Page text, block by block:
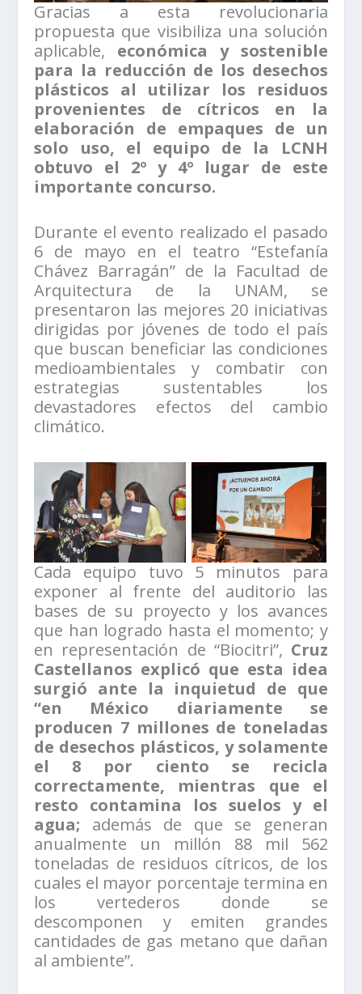
Gracias a esta revolucionaria
propuesta que visibiliza una solución
aplicable, económica y sostenible
para la reducción de los desechos
plásticos al utilizar los residuos
provenientes de cítricos en la
elaboración de empaques de un
solo uso, el equipo de la LCNH
obtuvo el 2º y 4º lugar de este
importante concurso.
Durante el evento realizado el pasado
6 de mayo en el teatro “Estefanía
Chávez Barragán” de la Facultad de
Arquitectura de la UNAM, se
presentaron las mejores 20 iniciativas
dirigidas por jóvenes de todo el país
que buscan beneficiar las condiciones
medioambientales y combatir con
estrategias sustentables los
devastadores efectos del cambio
climático.
Cada equipo tuvo 5 minutos para
exponer al frente del auditorio las
bases de su proyecto y los avances
que han logrado hasta el momento; y
en representación de “Biocitri”, Cruz
Castellanos explicó que esta idea
surgió ante la inquietud de que
“en México diariamente se
producen 7 millones de toneladas
de desechos plásticos, y solamente
el 8 por ciento se recicla
correctamente, mientras que el
resto contamina los suelos y el
agua; además de que se generan
anualmente un millón 88 mil 562
toneladas de residuos cítricos, de los
cuales el mayor porcentaje termina en
los vertederos donde se
descomponen y emiten grandes
cantidades de gas metano que dañan
al ambiente”.